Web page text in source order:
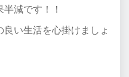
減です！！
い生活を心掛けましょ